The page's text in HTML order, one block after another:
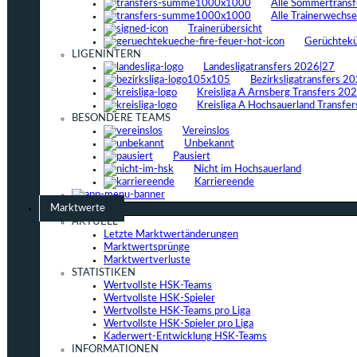
Alle
Alle
Trainerübersicht
LIGENINTERN
Landesligatransfers 2026|27
Bezirksligatransfers
Kreisliga A Arnsberg Transfers
Kreisliga A Hochsauerland
BESONDERE TEAMS
Vereinslos
Unbekannt
Pausiert
Nicht im Hochsauerland
Karriereende
Marktwerte
AKTUELL
Letzte Marktwertänderungen
Marktwertsprünge
Marktwertverluste
STATISTIKEN
Wertvollste HSK-Teams
Wertvollste HSK-Spieler
Wertvollste HSK-Teams pro Liga
Wertvollste HSK-Spieler pro Liga
Kaderwert-Entwicklung HSK-Teams
INFORMATIONEN